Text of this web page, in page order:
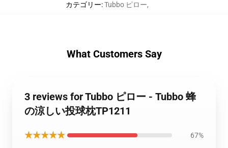
カテゴリー:Tubbo ピロー,
What Customers Say
3 reviews for Tubbo ピロー - Tubbo 蜂
の涼しい投球枕TP1211
★★★★★ 67%